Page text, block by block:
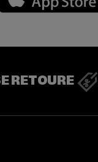
RETOURE